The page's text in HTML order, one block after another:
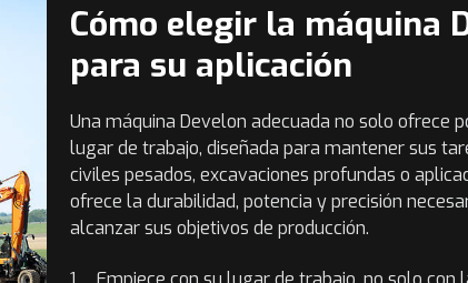
Cómo elegir la máquina
para su aplicación
Una máquina Develon adecuada no solo ofrece
lugar de trabajo, diseñada para mantener sus
civiles pesados, excavaciones profundas o
ofrece la durabilidad, potencia y precisión
alcanzar sus objetivos de producción.